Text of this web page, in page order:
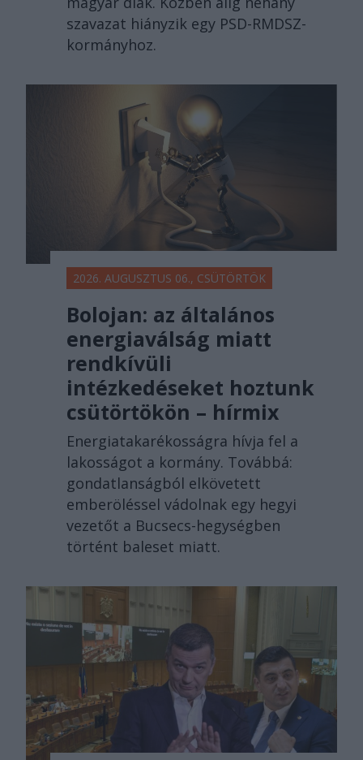
szavazat hiányzik egy PSD-RMDSZ-
kormányhoz.
2026. AUGUSZTUS 06., CSÜTÖRTÖK
Bolojan: az általános
energiaválság miatt
rendkívüli
intézkedéseket hoztunk
csütörtökön – hírmix
Energiatakarékosságra hívja fel a
lakosságot a kormány. Továbbá:
gondatlanságból elkövetett
emberöléssel vádolnak egy hegyi
vezetőt a Bucsecs-hegységben
történt baleset miatt.